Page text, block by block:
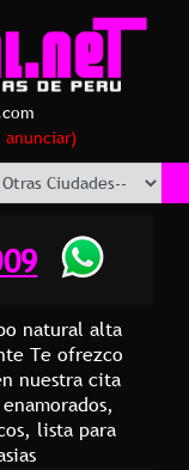
anunciar)
natural alta
Te ofrezco
nuestra cita
lista para